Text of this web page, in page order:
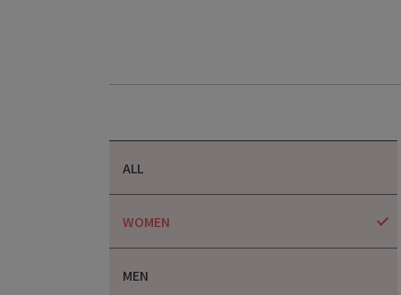
ALL
WOMEN
MEN